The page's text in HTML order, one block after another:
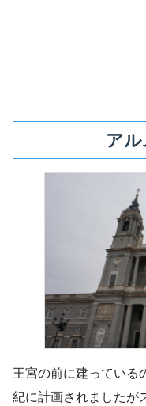
ア
王宮の前に建っている
紀に計画されましたが